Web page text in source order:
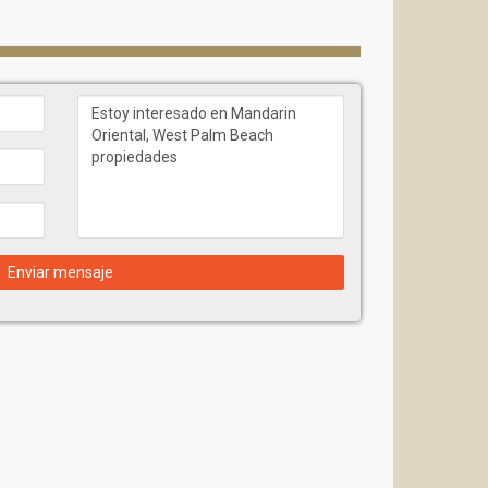
Architects, con sede en Jerusalén y Boston y
Changi Airport, Habitat 67 en Montreal—
concreto, en lugar de seguir una fórmula
y en capas de terrazas evoca el ritmo
Spina O'Rourke + Partners actúa como
acuerdo con los estándares exigidos por el
directa a lo largo del Intracoastal Waterway —
edificio puede destinarse a una auténtica zona
accesible exclusivamente para los residentes.
un vestíbulo privado, desde donde se puede llegar
Enviar mensaje